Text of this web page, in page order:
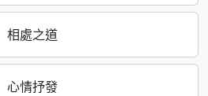
相處之道
心情抒發